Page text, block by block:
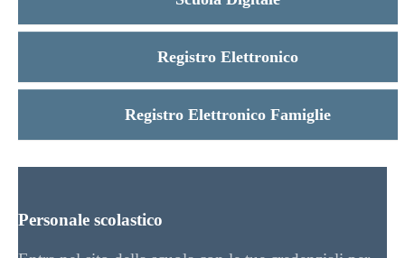
Registro Elettronico
Registro Elettronico Famiglie
Personale scolastico